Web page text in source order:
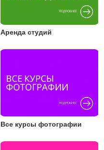
Аренда студий
Все курсы фотографии